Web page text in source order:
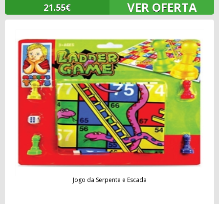
21.55€ VER OFERTA
Jogo da Serpente e Escada